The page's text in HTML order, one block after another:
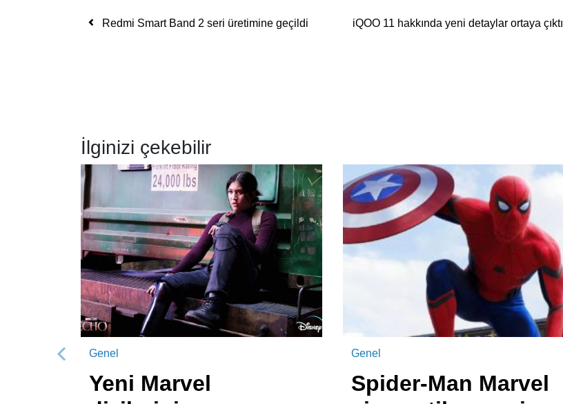
Yazı dolaşımı
Redmi Smart Band 2 seri üretimine geçildi iQOO 11 hakkında yeni detaylar ortaya çıktı
İlginizi çekebilir
Genel
Yeni Marvel
Genel
Spider-Man Marvel
Önceki